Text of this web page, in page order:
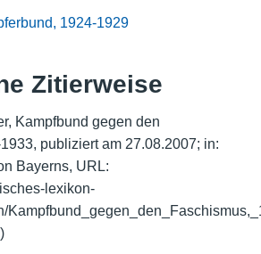
1924-1929
Zitierweise
Kampfbund gegen den
publiziert am 27.08.2007; in:
Bayerns, URL:
lexikon-